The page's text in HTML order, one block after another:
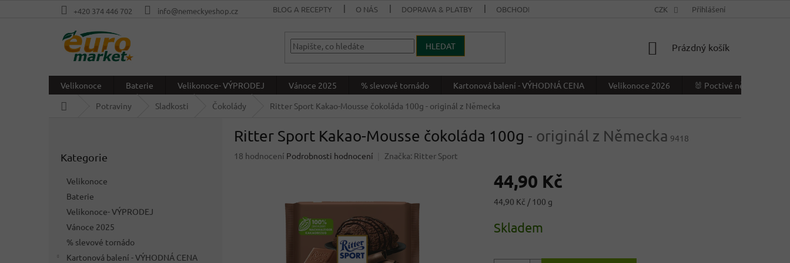
+420 374 446 702 info@nemeckyeshop.cz BLOG A RECEPTY O NÁS DOPRAVA & PLATBY OBCHODNÍ PODMÍNKY VÝDEJNÍ MÍSTO
CZK Přihlášení
HLEDAT
NÁKUPNÍ
Prázdný košík
Velikonoce Baterie Velikonoce- VÝPRODEJ Vánoce 2025 % slevové tornádo Kartonová balení - VÝHODNÁ CENA Velikonoce 2026
🐰 Poctivé německé
Potraviny Sladkosti Čokolády Ritter Sport Kakao-Mousse čokoláda 100g - originál z Německa
kategorie
Kategorie
Velikonoce
Baterie
Velikonoce- VÝPRODEJ
Vánoce 2025
% slevové tornádo
Kartonová balení - VÝHODNÁ CENA
Ritter Sport Kakao-Mousse čokoláda 100g - originál z Německa 9418
Průměrné
18 hodnocení Podrobnosti hodnocení Značka: Ritter Sport
44,90 Kč
Měrná
44,90 Kč / 100 g
Skladem